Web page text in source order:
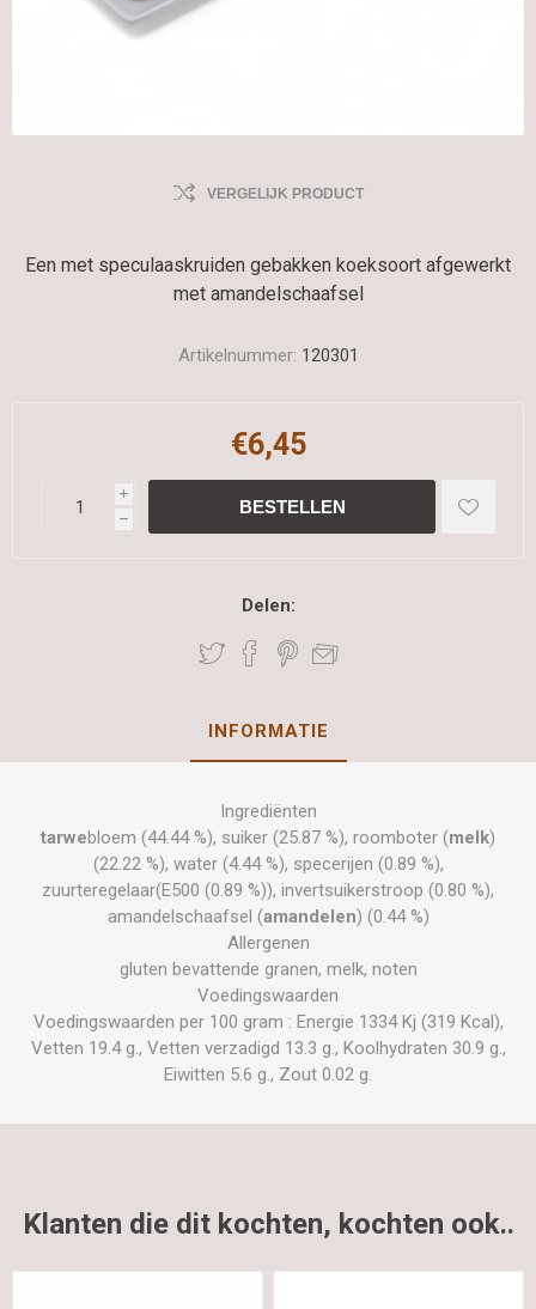
VERGELIJK PRODUCT
Een met speculaaskruiden gebakken koeksoort afgewerkt
met amandelschaafsel
Artikelnummer: 120301
€6,45
i
h
Delen:
INFORMATIE
Ingrediënten
tarwebloem (44.44 %), suiker (25.87 %), roomboter (melk)
(22.22 %), water (4.44 %), specerijen (0.89 %),
zuurteregelaar(E500 (0.89 %)), invertsuikerstroop (0.80 %),
amandelschaafsel (amandelen) (0.44 %)
Allergenen
gluten bevattende granen, melk, noten
Voedingswaarden
Voedingswaarden per 100 gram : Energie 1334 Kj (319 Kcal),
Vetten 19.4 g., Vetten verzadigd 13.3 g., Koolhydraten 30.9 g.,
Eiwitten 5.6 g., Zout 0.02 g.
Klanten die dit kochten, kochten ook..